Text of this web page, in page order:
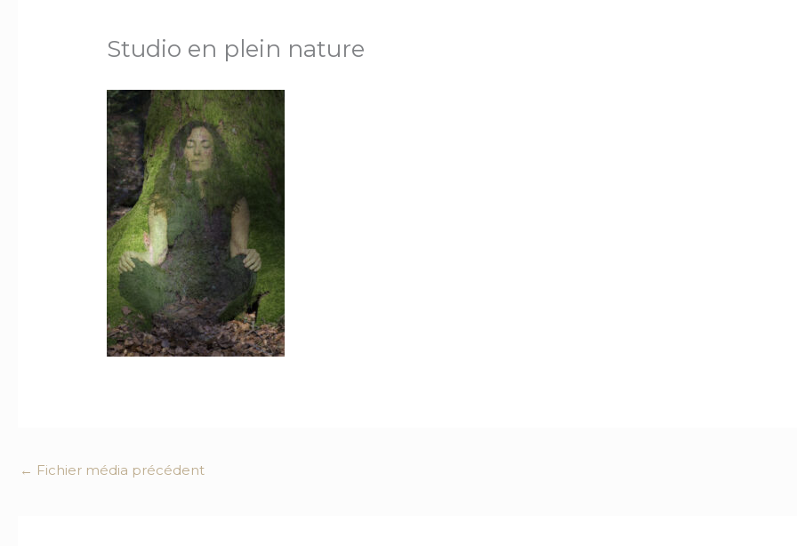
Studio en plein nature
← Fichier média précédent